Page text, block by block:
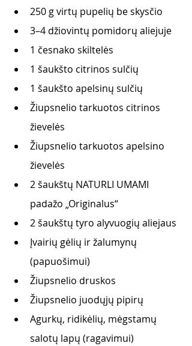
250 g virtų pupelių be skysčio
3–4 džiovintų pomidorų aliejuje
1 česnako skiltelės
1 šaukšto citrinos sulčių
1 šaukšto apelsinų sulčių
Žiupsnelio tarkuotos citrinos
žievelės
Žiupsnelio tarkuotos apelsino
žievelės
2 šaukštų NATURLI UMAMI
padažo „Originalus“
2 šaukštų tyro alyvuogių aliejaus
Įvairių gėlių ir žalumynų
(papuošimui)
Žiupsnelio druskos
Žiupsnelio juodųjų pipirų
Agurkų, ridikėlių, mėgstamų
salotų lapų (ragavimui)